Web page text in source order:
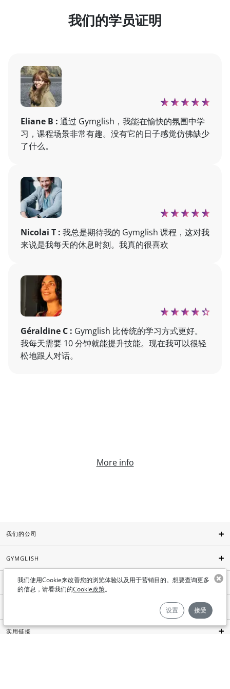
我们的学员证明
Eliane B : 通过 Gymglish，我能在愉快的氛围中学
习，课程场景非常有趣。没有它的日子感觉仿佛缺少
了什么。
Nicolai T : 我总是期待我的 Gymglish 课程，这对我
来说是我每天的休息时刻。我真的很喜欢
Géraldine C : Gymglish 比传统的学习方式更好。
我每天需要 10 分钟就能提升技能。现在我可以很轻
松地跟人对话。
More info
我们使用Cookie来改善您的浏览体验以及用于营销目的。想要查询更多
的信息，请看我们的Cookie政策。
设置 接受
我们的公司
GYMGLISH
AIMIGO COACH
实用链接